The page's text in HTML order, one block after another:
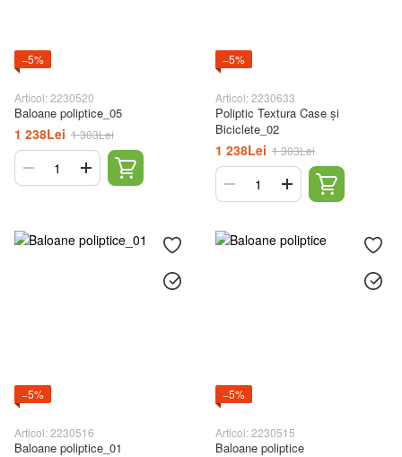
−5%
Articol: 2230520
Baloane poliptice_05
1 238Lei 1 303Lei
−5%
Articol: 2230633
Poliptic Textura Case și
Biciclete_02
1 238Lei 1 303Lei
−5%
Articol: 2230516
Baloane poliptice_01
−5%
Articol: 2230515
Baloane poliptice